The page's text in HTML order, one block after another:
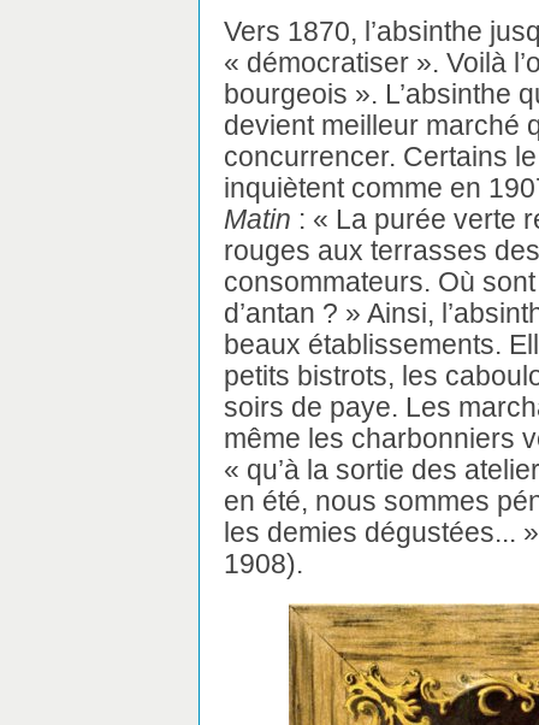
Vers 1870, l’absinthe
« démocratiser ». Voilà
bourgeois ». L’absinthe
devient meilleur marché
concurrencer. Certains
inquiètent comme en
Matin : « La purée verte
rouges aux terrasses
consommateurs. Où
d’antan ? » Ainsi,
beaux établissements.
petits bistrots, les
soirs de paye. Les
même les charbonniers
« qu’à la sortie des
en été, nous sommes
les demies dégustées...
1908).